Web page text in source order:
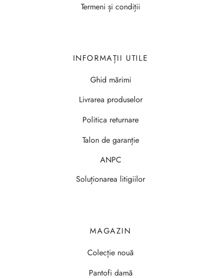
Termeni și condiții
INFORMAȚII UTILE
Ghid mărimi
Livrarea produselor
Politica returnare
Talon de garanție
ANPC
Soluționarea litigiilor
MAGAZIN
Colecție nouă
Pantofi damă